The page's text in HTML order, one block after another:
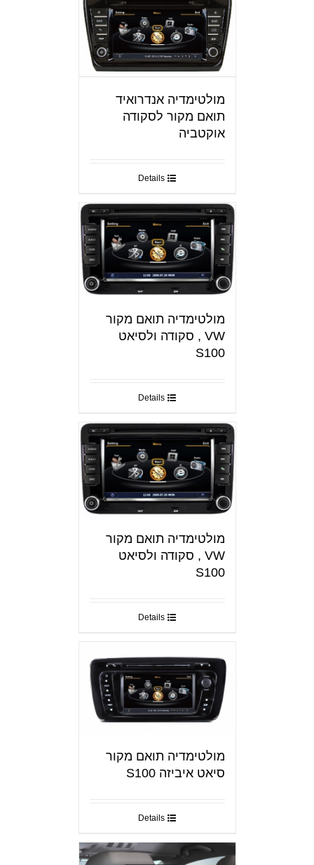
מולטימדיה אנדרואיד
תואם מקור לסקודה
אוקטביה
Details
מולטימדיה תואם מקור
VW , סקודה ולסיאט
S100
Details
מולטימדיה תואם מקור
VW , סקודה ולסיאט
S100
Details
מולטימדיה תואם מקור
סיאט איביזה S100
Details